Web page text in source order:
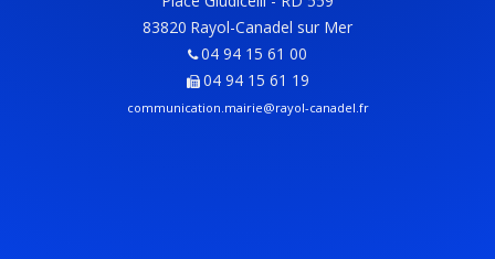
83820 Rayol-Canadel sur Mer
04 94 15 61 00
04 94 15 61 19
communication.mairie@rayol-canadel.fr